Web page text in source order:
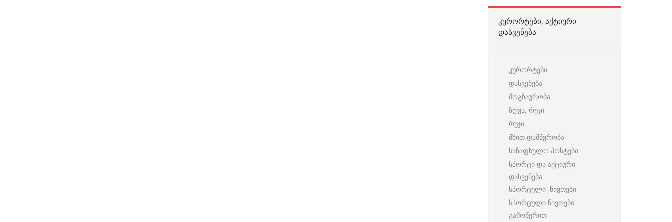
ᲙᲣᲠᲝᲠᲢᲔᲑᲘ, ᲐᲥᲢᲘᲣᲠᲘ
ᲓᲐᲡᲕᲔᲜᲔᲑᲐ
კურორტები
დასვენება
მოგზაურობა
ზღვა, რუჯი
რუჯი
მზით დამწვრობა
საზაფხულო პოსტები
სპორტი და აქტიური
დასვენება
სპორტული ნივთები
სპორტული ნივთები
გამოწერით